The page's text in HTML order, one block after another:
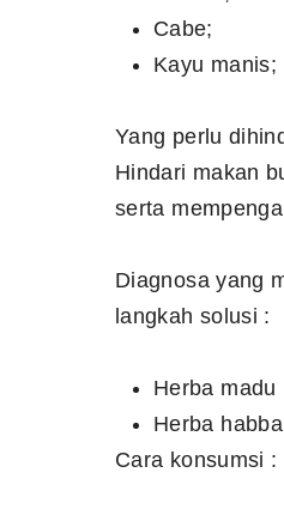
Cabe;
Kayu manis;
Yang perlu
Hindari makan
serta
Diagnosa yang
langkah solusi :
Herba
Herba
Cara konsumsi :